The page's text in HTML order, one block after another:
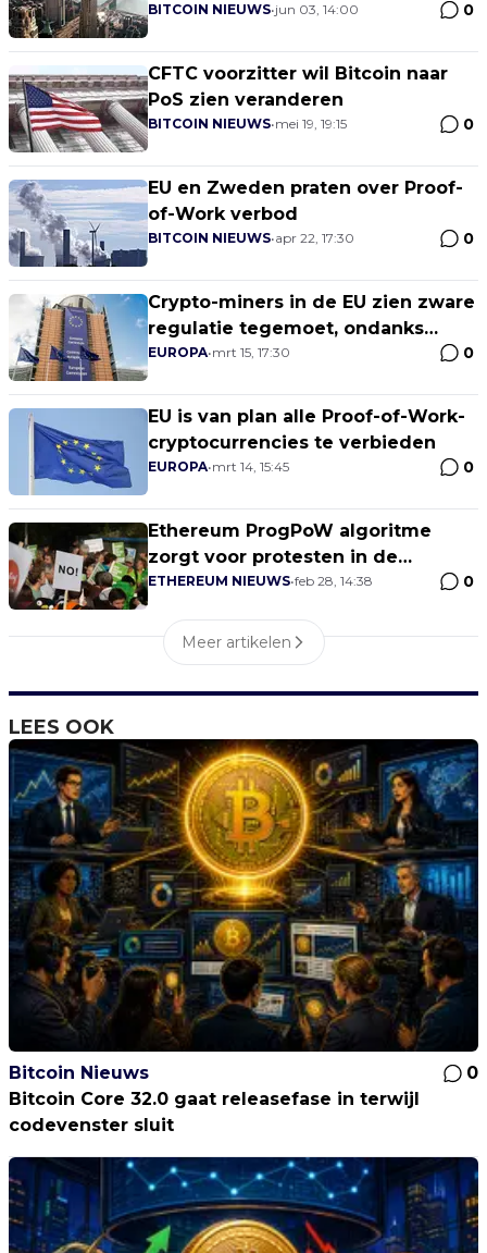
BITCOIN NIEUWS•jun 03, 14:00 0
CFTC voorzitter wil Bitcoin naar
PoS zien veranderen
BITCOIN NIEUWS•mei 19, 19:15 0
EU en Zweden praten over Proof-
of-Work verbod
BITCOIN NIEUWS•apr 22, 17:30 0
Crypto-miners in de EU zien zware
regulatie tegemoet, ondanks
afgewezen PoW-verbod
EUROPA•mrt 15, 17:30 0
EU is van plan alle Proof-of-Work-
cryptocurrencies te verbieden￼
EUROPA•mrt 14, 15:45 0
Ethereum ProgPoW algoritme
zorgt voor protesten in de
community
ETHEREUM NIEUWS•feb 28, 14:38 0
Meer artikelen
LEES OOK
Bitcoin Nieuws
0
Bitcoin Core 32.0 gaat releasefase in terwijl
codevenster sluit